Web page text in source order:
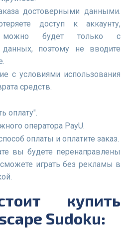
достоверными данными.
доступ к аккаунту,
можно будет только с
данных, поэтому не вводите
с условиями использования
средств.
оплату".
оператора PayU.
оплаты и оплатите заказ.
вы будете перенаправлены
играть без рекламы в
Sudoku: